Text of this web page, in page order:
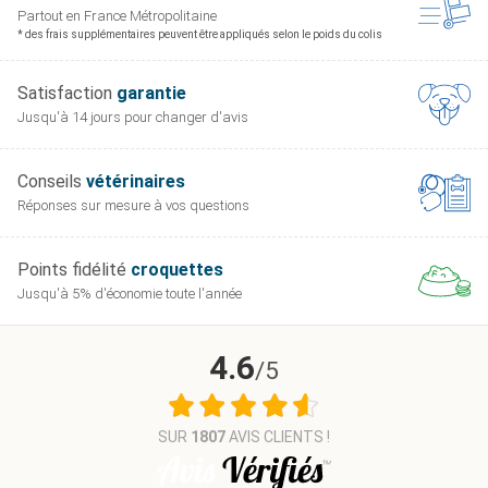
Partout en France Métropolitaine
* des frais supplémentaires peuvent être appliqués selon le poids du colis
Satisfaction garantie
Jusqu'à 14 jours pour changer d'avis
Conseils vétérinaires
Réponses sur mesure à vos questions
Points fidélité croquettes
Jusqu'à 5% d'économie toute l'année
4.6/5
SUR 1807AVIS CLIENTS !